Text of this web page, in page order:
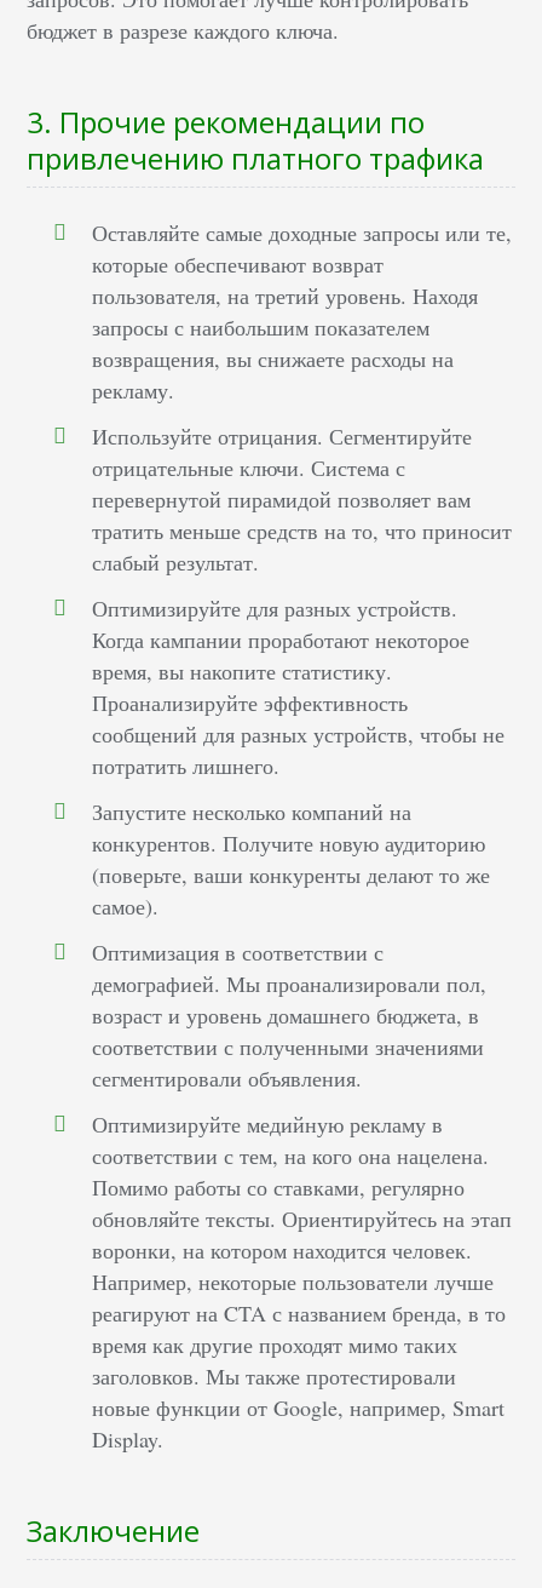
бюджет в разрезе каждого ключа.
3. Прочие рекомендации по
привлечению платного трафика
Оставляйте самые доходные запросы или те,
которые обеспечивают возврат
пользователя, на третий уровень. Находя
запросы с наибольшим показателем
возвращения, вы снижаете расходы на
рекламу.
Используйте отрицания. Сегментируйте
отрицательные ключи. Система с
перевернутой пирамидой позволяет вам
тратить меньше средств на то, что приносит
слабый результат.
Оптимизируйте для разных устройств.
Когда кампании проработают некоторое
время, вы накопите статистику.
Проанализируйте эффективность
сообщений для разных устройств, чтобы не
потратить лишнего.
Запустите несколько компаний на
конкурентов. Получите новую аудиторию
(поверьте, ваши конкуренты делают то же
самое).
Оптимизация в соответствии с
демографией. Мы проанализировали пол,
возраст и уровень домашнего бюджета, в
соответствии с полученными значениями
сегментировали объявления.
Оптимизируйте медийную рекламу в
соответствии с тем, на кого она нацелена.
Помимо работы со ставками, регулярно
обновляйте тексты. Ориентируйтесь на этап
воронки, на котором находится человек.
Например, некоторые пользователи лучше
реагируют на CTA с названием бренда, в то
время как другие проходят мимо таких
заголовков. Мы также протестировали
новые функции от Google, например, Smart
Display.
Заключение